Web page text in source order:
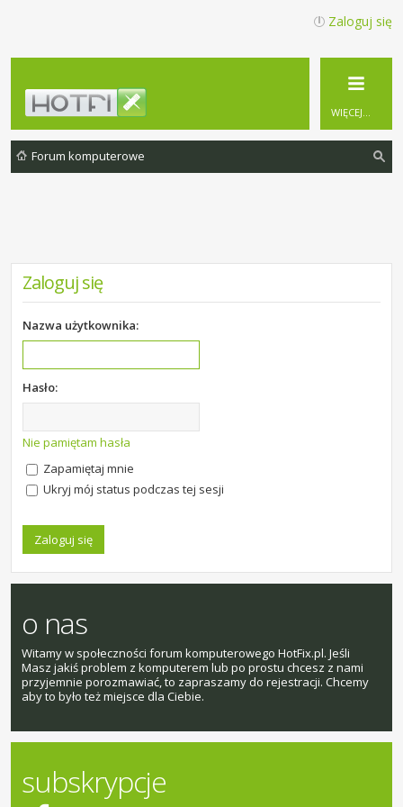
Zaloguj się
WIĘCEJ…
Forum komputerowe
Zaloguj się
Nazwa użytkownika:
Hasło:
Nie pamiętam hasła
Zapamiętaj mnie
Ukryj mój status podczas tej sesji
o nas
Witamy w społeczności forum komputerowego HotFix.pl. Jeśli
Masz jakiś problem z komputerem lub po prostu chcesz z nami
przyjemnie porozmawiać, to zapraszamy do rejestracji. Chcemy
aby to było też miejsce dla Ciebie.
subskrypcje